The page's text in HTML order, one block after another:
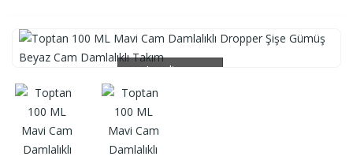
Loading...
Loading...